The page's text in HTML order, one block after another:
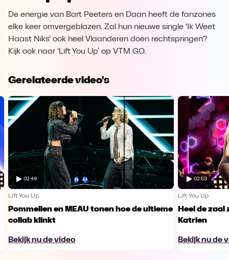
De energie van Bart Peeters en Daan heeft de fanzones
elke keer omvergeblazen. Zal hun nieuwe single ‘Ik Weet
Haast Niks‘ ook heel Vlaanderen doen rechtspringen?
Kijk ook naar ‘Lift You Up’ op VTM GO.
Gerelateerde video's
02:49
Lift You Up
Pommelien en MEAU tonen hoe de ultieme
collab klinkt
Bekijk nu de video
02:53
Lift You Up
Heel de
Katrien
Bekijk nu de